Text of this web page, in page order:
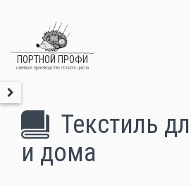
ПОРТНОЙ ПРОФИ
швейное производство полного цикла
Текстиль
и дома